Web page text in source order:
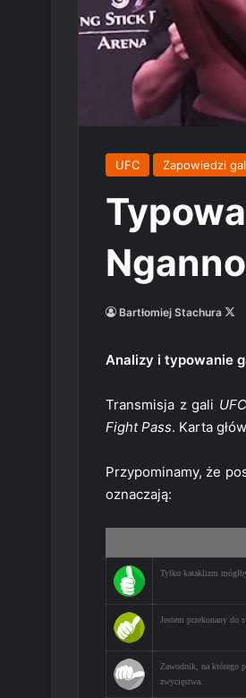
UFC Zapowiedzi
Bartłomiej Stachura
X
Analizy i typowanie
Transmisja z gali
Fight Pass. Karta
Przypominamy, że
oznaczają:
Tylko kataklizm
Jestem przekonany do
Zawodnik, na którego
zwycięstwa.